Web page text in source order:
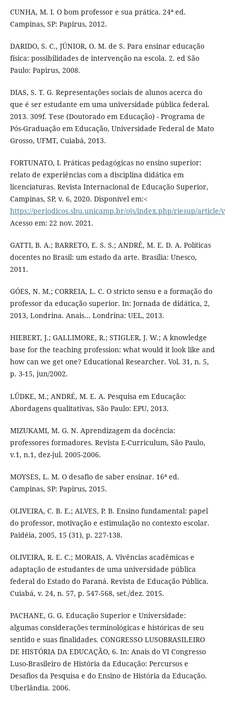
CUNHA, M. I. O bom professor e sua prática. 24ª ed.
Campinas, SP: Papirus, 2012.
DARIDO, S. C., JÚNIOR, O. M. de S. Para ensinar educação
física: possibilidades de intervenção na escola. 2. ed São
Paulo: Papirus, 2008.
DIAS, S. T. G. Representações sociais de alunos acerca do
que é ser estudante em uma universidade pública federal.
2013. 309f. Tese (Doutorado em Educação) - Programa de
Pós-Graduação em Educação, Universidade Federal de Mato
Grosso, UFMT, Cuiabá, 2013.
FORTUNATO, I. Práticas pedagógicas no ensino superior:
relato de experiências com a disciplina didática em
licenciaturas. Revista Internacional de Educação Superior,
Campinas, SP, v. 6, 2020. Disponível em:<
https://periodicos.sbu.unicamp.br/ojs/index.php/riesup/article/
Acesso em: 22 nov. 2021.
GATTI, B. A.; BARRETO, E. S. S.; ANDRÉ, M. E. D. A. Políticas
docentes no Brasil: um estado da arte. Brasília: Unesco,
2011.
GÓES, N. M.; CORREIA, L. C. O stricto sensu e a formação do
professor da educação superior. In: Jornada de didática, 2,
2013, Londrina. Anais... Londrina: UEL, 2013.
HIEBERT, J.; GALLIMORE, R.; STIGLER, J. W.; A knowledge
base for the teaching profession: what would it look like and
how can we get one? Educational Researcher. Vol. 31, n. 5,
p. 3-15, jun/2002.
LÜDKE, M.; ANDRÉ, M. E. A. Pesquisa em Educação:
Abordagens qualitativas, São Paulo: EPU, 2013.
MIZUKAMI, M. G. N. Aprendizagem da docência:
professores formadores. Revista E-Curriculum, São Paulo,
v.1, n.1, dez-jul. 2005-2006.
MOYSES, L. M. O desafio de saber ensinar. 16ª ed.
Campinas, SP: Papirus, 2015.
OLIVEIRA, C. B. E.; ALVES, P. B. Ensino fundamental: papel
do professor, motivação e estimulação no contexto escolar.
Paidéia, 2005, 15 (31), p. 227-138.
OLIVEIRA, R. E. C.; MORAIS, A. Vivências acadêmicas e
adaptação de estudantes de uma universidade pública
federal do Estado do Paraná. Revista de Educação Pública.
Cuiabá, v. 24, n. 57, p. 547-568, set./dez. 2015.
PACHANE, G. G. Educação Superior e Universidade:
algumas considerações terminológicas e históricas de seu
sentido e suas finalidades. CONGRESSO LUSOBRASILEIRO
DE HISTÓRIA DA EDUCAÇÃO, 6. In: Anais do VI Congresso
Luso-Brasileiro de História da Educação: Percursos e
Desafios da Pesquisa e do Ensino de História da Educação.
Uberlândia. 2006.